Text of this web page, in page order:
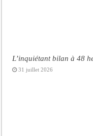
L’inquiétant bilan à 48
31 juillet 2026